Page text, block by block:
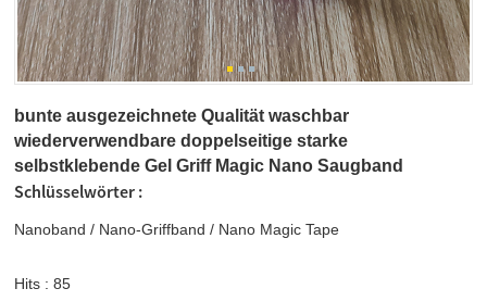
bunte ausgezeichnete Qualität waschbar
wiederverwendbare doppelseitige starke
selbstklebende Gel Griff Magic Nano Saugband
Schlüsselwörter :
Nanoband / Nano-Griffband / Nano Magic Tape
Hits :85